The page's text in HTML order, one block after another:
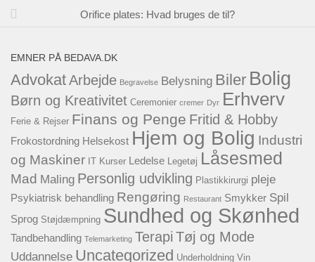
Orifice plates: Hvad bruges de til?
EMNER PÅ BEDAVA.DK
AdvokatArbejde Begravelse Belysning Biler Bolig
Børn og Kreativitet Ceremonier cremer Dyr Erhverv
Ferie & Rejser Finans og Penge Fritid & Hobby
Frokostordning Helsekost Hjem og Bolig Industri
og Maskiner IT Kurser Ledelse Legetøj Låsesmed
Mad Maling Personlig udvikling Plastikkirurgi pleje
Psykiatrisk behandling Rengøring Restaurant Smykker Spil
Sprog Støjdæmpning Sundhed og Skønhed
Tandbehandling Telemarketing Terapi Tøj og Mode
Uddannelse Uncategorized Underholdning Vin